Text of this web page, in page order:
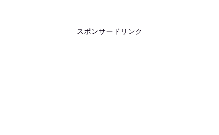
スポンサードリンク